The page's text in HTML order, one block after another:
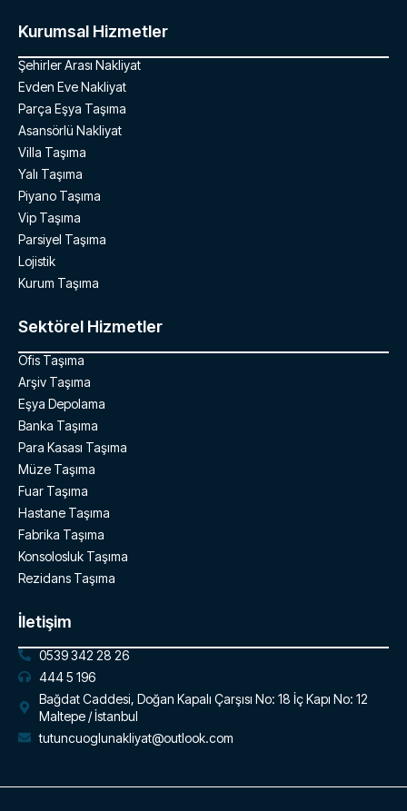
Kurumsal Hizmetler
Şehirler Arası Nakliyat
Evden Eve Nakliyat
Parça Eşya Taşıma
Asansörlü Nakliyat
Villa Taşıma
Yalı Taşıma
Piyano Taşıma
Vip Taşıma
Parsiyel Taşıma
Lojistik
Kurum Taşıma
Sektörel Hizmetler
Ofis Taşıma
Arşiv Taşıma
Eşya Depolama
Banka Taşıma
Para Kasası Taşıma
Müze Taşıma
Fuar Taşıma
Hastane Taşıma
Fabrika Taşıma
Konsolosluk Taşıma
Rezidans Taşıma
İletişim
0539 342 28 26
444 5 196
Bağdat Caddesi, Doğan Kapalı Çarşısı No: 18 İç Kapı No: 12
Maltepe / İstanbul
tutuncuoglunakliyat@outlook.com